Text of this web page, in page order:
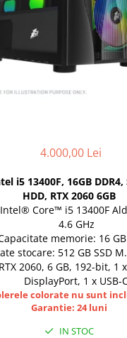
Laptop
& Software
NOI
4.000,00 Lei
i5 13400F, 16GB DDR4,
HDD, RTX 2060 6GB
Core™ i5 13400F
4.6 GHz
memorie: 16 GB
stocare: 512 GB SSD
2060, 6 GB, 192-bit, 1
DisplayPort, 1 x USB-
colorate nu sunt
Garantie: 24 luni
IN STOC